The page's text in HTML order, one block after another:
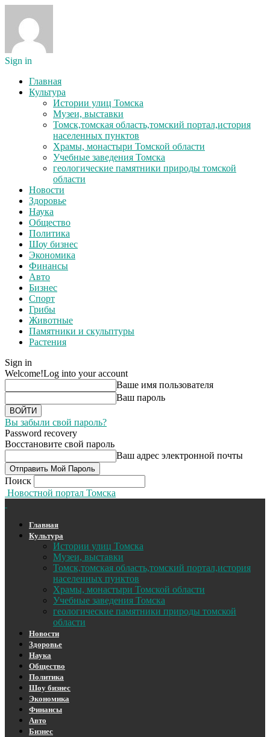
Sign in
Главная
Культура
Истории улиц Томска
Музеи, выставки
Томск,томская область,томский портал,история
населенных пунктов
Храмы, монастыри Томской области
Учебные заведения Томска
геологические памятники природы томской
области
Новости
Здоровье
Наука
Общество
Политика
Шоу бизнес
Экономика
Финансы
Авто
Бизнес
Спорт
Грибы
Животные
Памятники и скульптуры
Растения
Sign in
Welcome!Log into your account
Ваше имя пользователя
Ваш пароль
Вы забыли свой пароль?
Password recovery
Восстановите свой пароль
Ваш адрес электронной почты
Поиск
Новостной портал Томска
Главная
Культура
Истории улиц Томска
Музеи, выставки
Томск,томская область,томский портал,история
населенных пунктов
Храмы, монастыри Томской области
Учебные заведения Томска
геологические памятники природы томской
области
Новости
Здоровье
Наука
Общество
Политика
Шоу бизнес
Экономика
Финансы
Авто
Бизнес